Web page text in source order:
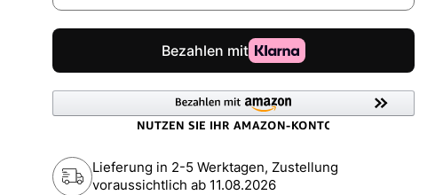
Lieferung in 2-5 Werktagen, Zustellung
voraussichtlich ab 11.08.2026